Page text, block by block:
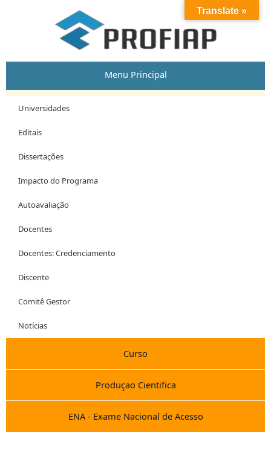
Menu Principal
Curso
Produçao Cientifica
ENA - Exame Nacional de Acesso
Universidades
Editais
Dissertações
Impacto do Programa
Autoavaliação
Docentes
Docentes: Credenciamento
Discente
Comitê Gestor
Notícias
Translate »